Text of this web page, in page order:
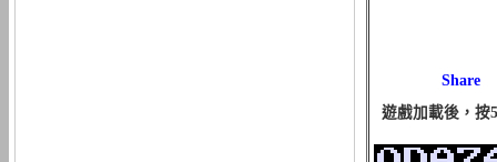
遊戲加載後，按